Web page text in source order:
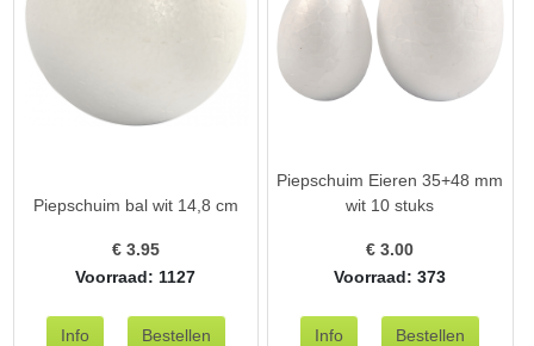
Piepschuim bal wit 14,8 cm
€ 3.95
Voorraad: 1127
Piepschuim Eieren 35+48 mm
wit 10 stuks
€3.00
Voorraad: 373